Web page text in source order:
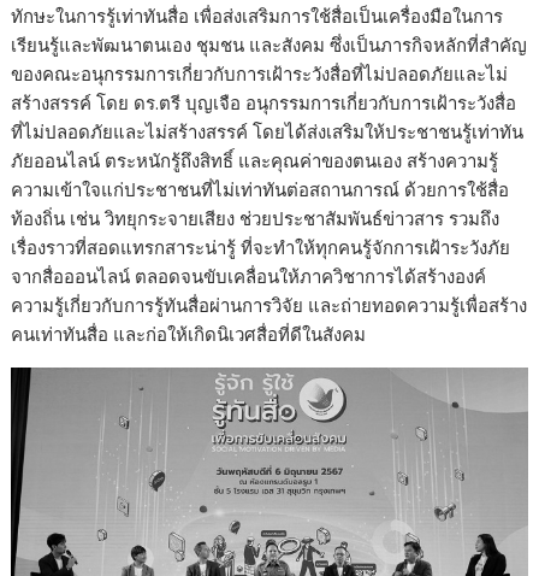
ทักษะในการรู้เท่าทันสื่อ เพื่อส่งเสริมการใช้สื่อเป็นเครื่องมือในการ
เรียนรู้และพัฒนาตนเอง ชุมชน และสังคม ซึ่งเป็นภารกิจหลักที่สำคัญ
ของคณะอนุกรรมการเกี่ยวกับการเฝ้าระวังสื่อที่ไม่ปลอดภัยและไม่
สร้างสรรค์ โดย ดร.ตรี บุญเจือ อนุกรรมการเกี่ยวกับการเฝ้าระวังสื่อ
ที่ไม่ปลอดภัยและไม่สร้างสรรค์ โดยได้ส่งเสริมให้ประชาชนรู้เท่าทัน
ภัยออนไลน์ ตระหนักรู้ถึงสิทธิ์ และคุณค่าของตนเอง สร้างความรู้
ความเข้าใจแก่ประชาชนที่ไม่เท่าทันต่อสถานการณ์ ด้วยการใช้สื่อ
ท้องถิ่น เช่น วิทยุกระจายเสียง ช่วยประชาสัมพันธ์ข่าวสาร รวมถึง
เรื่องราวที่สอดแทรกสาระน่ารู้ ที่จะทำให้ทุกคนรู้จักการเฝ้าระวังภัย
จากสื่อออนไลน์ ตลอดจนขับเคลื่อนให้ภาควิชาการได้สร้างองค์
ความรู้เกี่ยวกับการรู้ทันสื่อผ่านการวิจัย และถ่ายทอดความรู้เพื่อสร้าง
คนเท่าทันสื่อ และก่อให้เกิดนิเวศสื่อที่ดีในสังคม